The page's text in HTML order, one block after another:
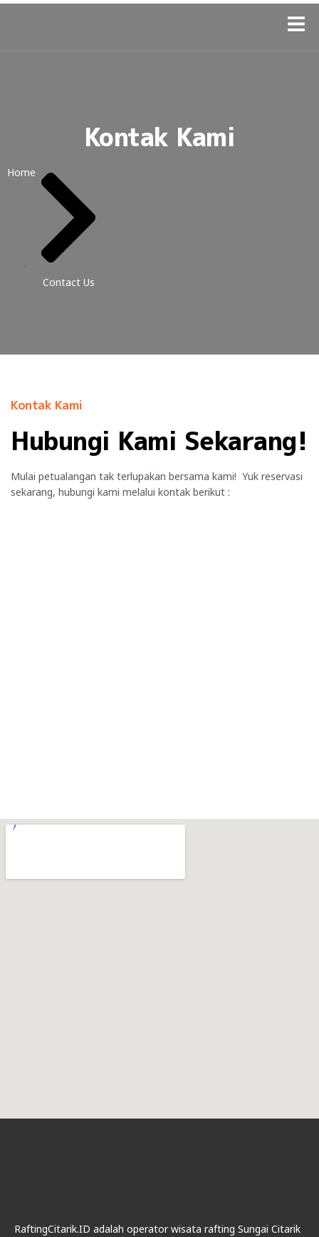
Kontak Kami
Home
Contact Us
Kontak Kami
Hubungi Kami Sekarang!
Mulai petualangan tak terlupakan bersama kami! Yuk reservasi
sekarang, hubungi kami melalui kontak berikut :
RaftingCitarik.ID adalah operator wisata rafting Sungai Citarik